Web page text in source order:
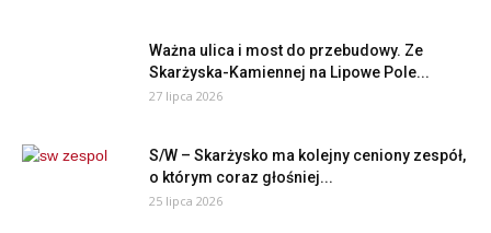
Ważna ulica i most do przebudowy. Ze
Skarżyska-Kamiennej na Lipowe Pole...
27 lipca 2026
S/W – Skarżysko ma kolejny ceniony zespół,
o którym coraz głośniej...
25 lipca 2026